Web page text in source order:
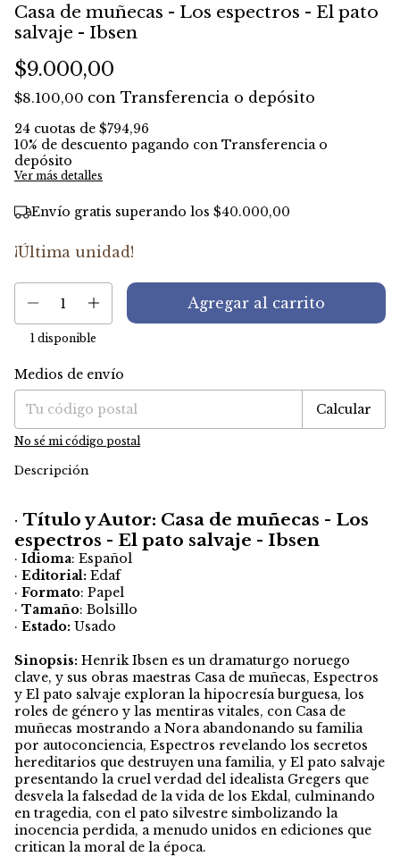
Casa de muñecas - Los espectros - El pato
salvaje - Ibsen
$9.000,00
$8.100,00 con Transferencia o depósito
24 cuotas de $794,96
10% de descuento pagando con Transferencia o
depósito
Ver más detalles
Envío gratis superando los $40.000,00
¡Última unidad!
1 disponible
Entregas para el CP:
Medios de envío
Calcular
No sé mi código postal
Descripción
· Título y Autor: Casa de muñecas - Los
espectros - El pato salvaje - Ibsen
· Idioma: Español
· Editorial: Edaf
· Formato: Papel
· Tamaño: Bolsillo
· Estado: Usado
Sinopsis: Henrik Ibsen es un dramaturgo noruego
clave, y sus obras maestras Casa de muñecas, Espectros
y El pato salvaje exploran la hipocresía burguesa, los
roles de género y las mentiras vitales, con Casa de
muñecas mostrando a Nora abandonando su familia
por autoconciencia, Espectros revelando los secretos
hereditarios que destruyen una familia, y El pato salvaje
presentando la cruel verdad del idealista Gregers que
desvela la falsedad de la vida de los Ekdal, culminando
en tragedia, con el pato silvestre simbolizando la
inocencia perdida, a menudo unidos en ediciones que
critican la moral de la época.